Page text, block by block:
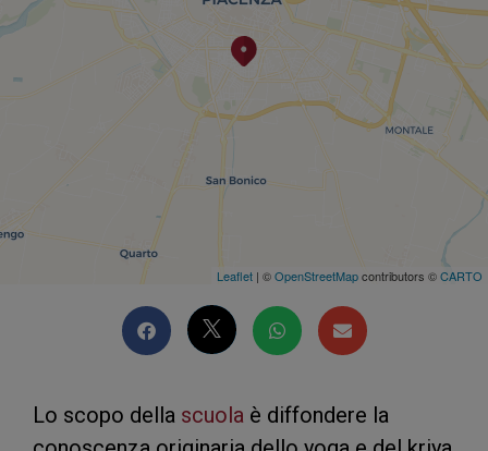
Leaflet | ©OpenStreetMapcontributors ©CARTO
Lo scopo della scuola è diffondere la